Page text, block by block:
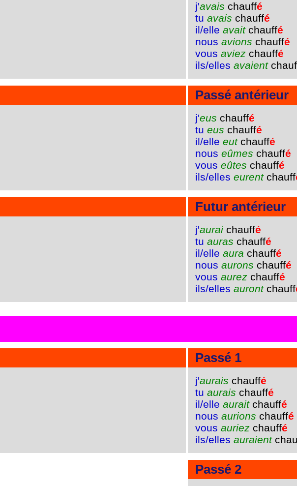
j'avais chauffé
tu avais chauffé
il/elle avaitchauffé
nous avions chauffé
vous aviez chauffé
ils/elles avaient
Passé antérieur
j'eus chauffé
tu eus chauffé
il/elle eutchauffé
nous eûmes chauffé
vous eûtes chauffé
ils/elles eurentchauff
Futur antérieur
j'aurai chauffé
tu auras chauffé
il/elle aura chauffé
nous aurons chauffé
vous aurez chauffé
ils/elles aurontchauff
Passé 1
j'aurais chauffé
tu aurais chauffé
il/elle auraitchauffé
nous aurions chauffé
vous auriez chauffé
ils/elles auraient
Passé 2